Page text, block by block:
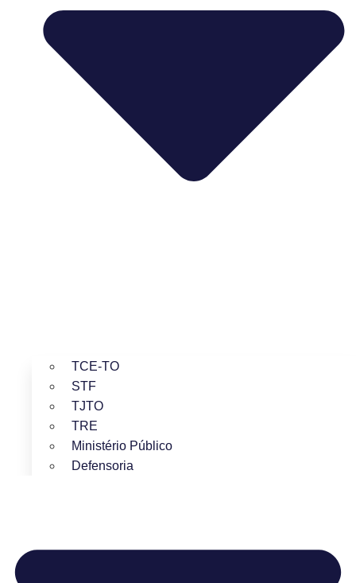
TCE-TO
STF
TJTO
TRE
Ministério Público
Defensoria